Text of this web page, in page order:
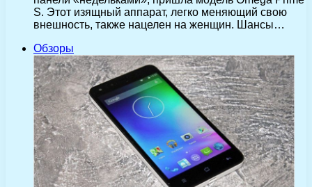
S. Этот изящный аппарат, легко меняющий свою
внешность, также нацелен на женщин. Шансы…
Обзоры